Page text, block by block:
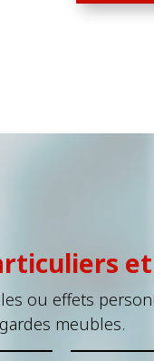
ou effets
gardes meubles.